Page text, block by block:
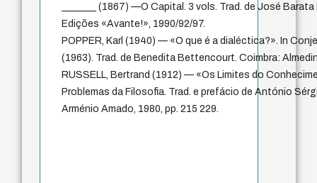
_______ (1867) —O Capital. 3 vols. Trad. de José
Edições «Avante!», 1990/92/97.
POPPER, Karl (1940) — «O que é a dialéctica?». In
(1963). Trad. de Benedita Bettencourt. Coimbra:
RUSSELL, Bertrand (1912) — «Os Limites do
Problemas da Filosofia. Trad. e prefácio de António
Arménio Amado, 1980, pp. 215 229.